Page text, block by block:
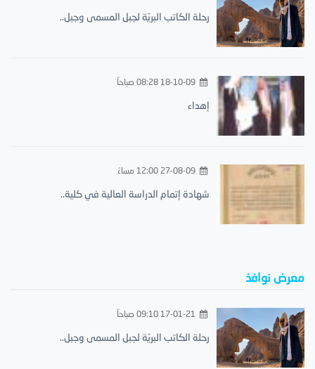
رحلة الكاتب البريّة لجبل المسمى وجبل..
18-10-09 08:28 صباحاً
إهداء
27-08-09 12:00 مساءً
شهادة إتمام الدراسة العالية في كلية..
معرض نوافذ
رحلة الكاتب البريّة لجبل المسمى وجبل..